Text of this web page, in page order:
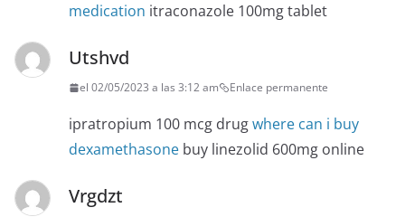
medication itraconazole 100mg tablet
Utshvd
el 02/05/2023 a las 3:12 am Enlace permanente
ipratropium 100 mcg drugwhere can i buy
dexamethasone buy linezolid 600mg online
Vrgdzt